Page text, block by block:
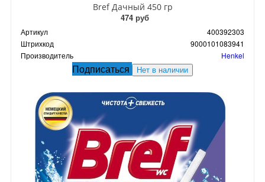
Bref Дачный 450 гр
474 руб
Артикул
400392303
Штрихкод
9000101083941
Производитель
Henkel
Подписаться Нет в наличии